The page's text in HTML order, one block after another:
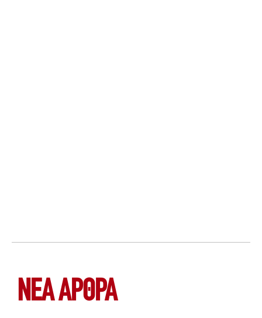
ΝΕΑ ΆΡΘΡΑ